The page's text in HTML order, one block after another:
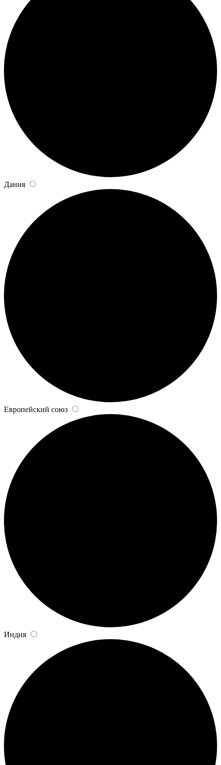
Дания
Европейский союз
Индия